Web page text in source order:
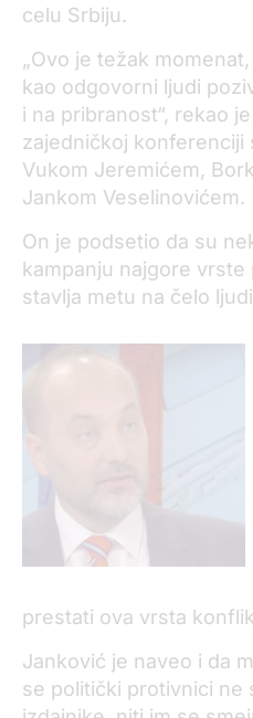
celu Srbiju.
„Ovo je težak
kao odgovorni ljudi
i na pribranost“, rekao
zajedničkoj konferenciji
Vukom Jeremićem,
Jankom Veselinovićem.
On je podsetio da su
kampanju najgore vrste
stavlja metu na čelo
prestati ova vrsta
Janković je naveo i da
se politički protivnici ne